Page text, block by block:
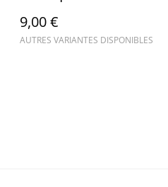
9,00 €
AUTRES VARIANTES DISPONIBLES